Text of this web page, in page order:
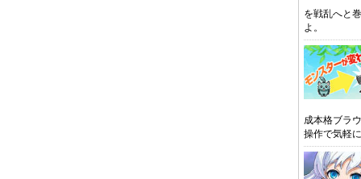
を戦乱へと
よ。
成本格ブラ
操作で気軽